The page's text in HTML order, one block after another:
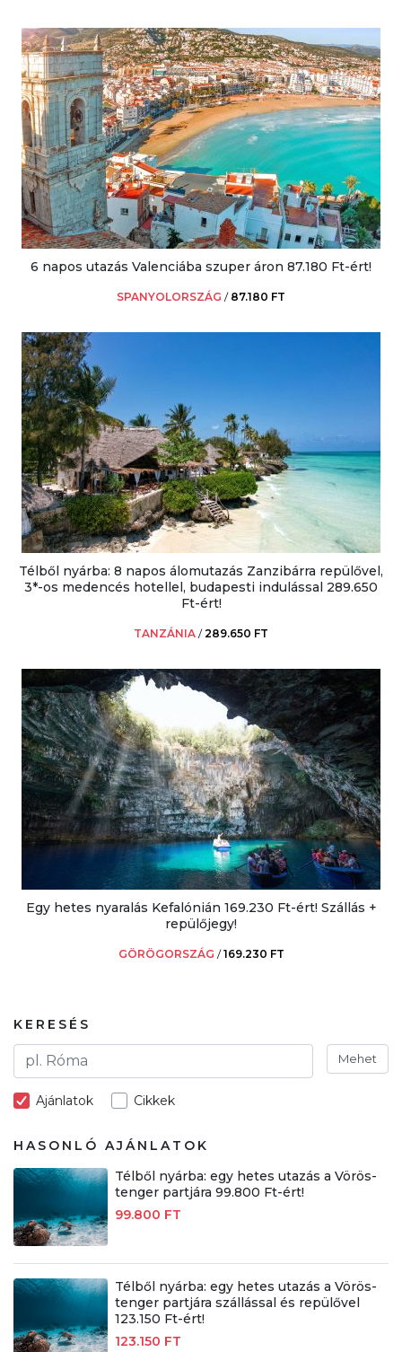
6 napos utazás Valenciába szuper áron 87.180 Ft-ért!
SPANYOLORSZÁG / 87.180 FT
Télből nyárba: 8 napos álomutazás Zanzibárra repülővel,
3*-os medencés hotellel, budapesti indulással 289.650
Ft-ért!
TANZÁNIA /289.650 FT
Egy hetes nyaralás Kefalónián 169.230 Ft-ért! Szállás +
repülőjegy!
GÖRÖGORSZÁG /169.230 FT
KERESÉS
Mehet
Ajánlatok Cikkek
HASONLÓ AJÁNLATOK
Télből nyárba: egy hetes utazás a Vörös-
tenger partjára 99.800 Ft-ért!
99.800 FT
Télből nyárba: egy hetes utazás a Vörös-
tenger partjára szállással és repülővel
123.150 Ft-ért!
123.150 FT